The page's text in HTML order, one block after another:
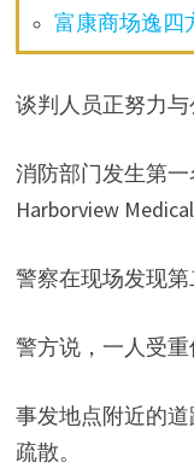
富康商场逸四
谈判人员正努力与
消防部门发生第一
Harborview Medical
警察在现场发现第
警方说，一人受重
事发地点附近的
疏散。